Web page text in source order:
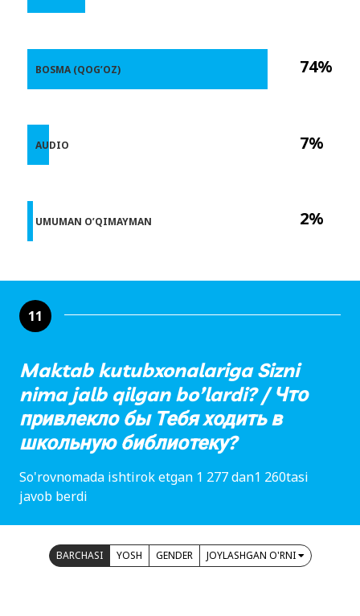
74%
7%
2%
BOSMA (QOG’OZ)
AUDIO
UMUMAN O’QIMAYMAN
11
Maktab kutubxonalariga Sizni
nima jalb qilgan bo’lardi? / Что
привлекло бы Тебя ходить в
школьную библиотеку?
So'rovnomada ishtirok etgan 1 277 dan1 260tasi
javob berdi
BARCHASI YOSH GENDER JOYLASHGAN O'RNI